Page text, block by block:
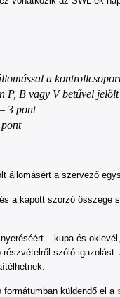
a
P, B vagy V betűvel
3 pont
állomásért a szervező
a kapott szorzó összege
– kupa és
szóló
küldendő el a